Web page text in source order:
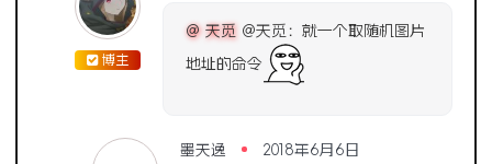
博主
@ 天觅 @天觅：就一个取随机图片
地址的命令
墨天逸 2018年6月6日